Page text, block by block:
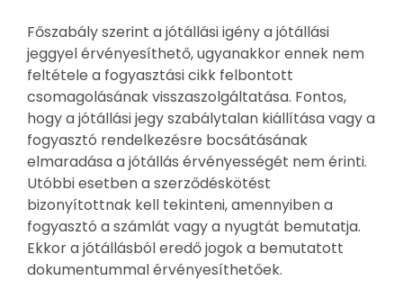
Főszabály szerint a jótállási igény a jótállási
jeggyel érvényesíthető, ugyanakkor ennek nem
feltétele a fogyasztási cikk felbontott
csomagolásának visszaszolgáltatása. Fontos,
hogy a jótállási jegy szabálytalan kiállítása vagy a
fogyasztó rendelkezésre bocsátásának
elmaradása a jótállás érvényességét nem érinti.
Utóbbi esetben a szerződéskötést
bizonyítottnak kell tekinteni, amennyiben a
fogyasztó a számlát vagy a nyugtát bemutatja.
Ekkor a jótállásból eredő jogok a bemutatott
dokumentummal érvényesíthetőek.